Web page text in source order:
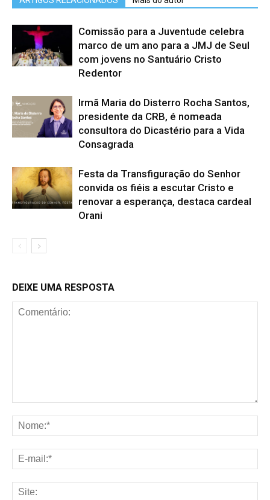
Comissão para a Juventude celebra
marco de um ano para a JMJ de Seul
com jovens no Santuário Cristo
Redentor
Irmã Maria do Disterro Rocha Santos,
presidente da CRB, é nomeada
consultora do Dicastério para a Vida
Consagrada
Festa da Transfiguração do Senhor
convida os fiéis a escutar Cristo e
renovar a esperança, destaca cardeal
Orani
DEIXE UMA RESPOSTA